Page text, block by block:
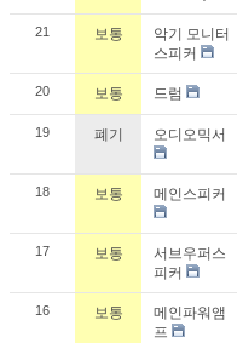
21 보통
악기 모니터
스피커
20 보통 드럼
19 폐기 오디오믹서
18 보통 메인스피커
17 보통
서브우퍼스
피커
16 보통
메인파워앰
프